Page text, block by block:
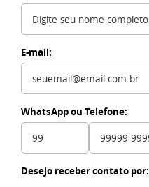
E-mail:
WhatsApp ou Telefone:
Desejo receber contato por: